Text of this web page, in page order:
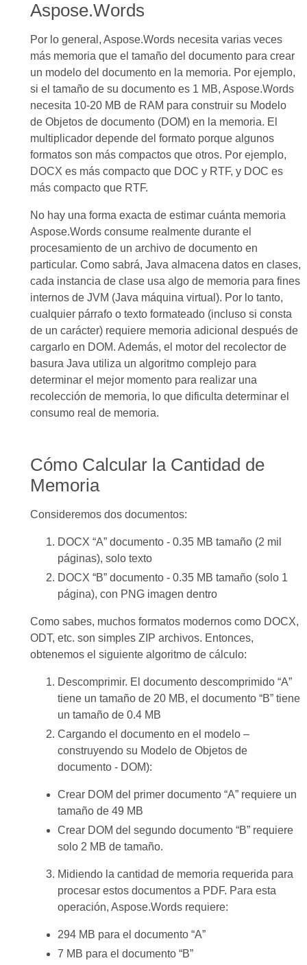
Aspose.Words
Por lo general, Aspose.Words necesita varias veces
más memoria que el tamaño del documento para crear
un modelo del documento en la memoria. Por ejemplo,
si el tamaño de su documento es 1 MB, Aspose.Words
necesita 10-20 MB de RAM para construir su Modelo
de Objetos de documento (DOM) en la memoria. El
multiplicador depende del formato porque algunos
formatos son más compactos que otros. Por ejemplo,
DOCX es más compacto que DOC y RTF, y DOC es
más compacto que RTF.
No hay una forma exacta de estimar cuánta memoria
Aspose.Words consume realmente durante el
procesamiento de un archivo de documento en
particular. Como sabrá, Java almacena datos en clases,
cada instancia de clase usa algo de memoria para fines
internos de JVM (Java máquina virtual). Por lo tanto,
cualquier párrafo o texto formateado (incluso si consta
de un carácter) requiere memoria adicional después de
cargarlo en DOM. Además, el motor del recolector de
basura Java utiliza un algoritmo complejo para
determinar el mejor momento para realizar una
recolección de memoria, lo que dificulta determinar el
consumo real de memoria.
Cómo Calcular la Cantidad de
Memoria
Consideremos dos documentos:
DOCX “A” documento - 0.35 MB tamaño (2 mil
páginas), solo texto
DOCX “B” documento - 0.35 MB tamaño (solo 1
página), con PNG imagen dentro
Como sabes, muchos formatos modernos como DOCX,
ODT, etc. son simples ZIP archivos. Entonces,
obtenemos el siguiente algoritmo de cálculo:
Descomprimir. El documento descomprimido “A”
tiene un tamaño de 20 MB, el documento “B” tiene
un tamaño de 0.4 MB
Cargando el documento en el modelo –
construyendo su Modelo de Objetos de
documento - DOM):
Crear DOM del primer documento “A” requiere un
tamaño de 49 MB
Crear DOM del segundo documento “B” requiere
solo 2 MB de tamaño.
Midiendo la cantidad de memoria requerida para
procesar estos documentos a PDF. Para esta
operación, Aspose.Words requiere:
294 MB para el documento “A”
7 MB para el documento “B”